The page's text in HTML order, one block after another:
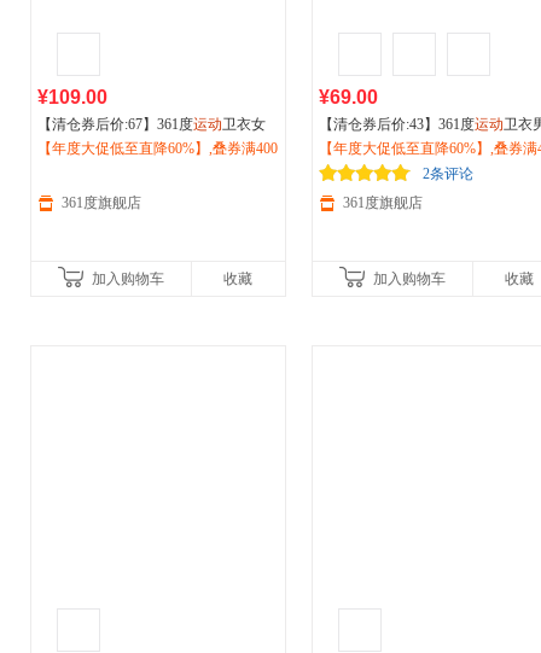
¥109.00
【清仓券后价:67】361度运动卫衣女
宽松休闲套头秋季上衣绒里长袖套头
【年度大促低至直降60%】,叠券满400
361度旗舰店
加入购物车 收藏
¥69.00
【清仓券后价:43】361度运动卫衣
026秋季新款加绒宽松圆领套头运
适卫衣上衣652444804V
【年度大促低至直降60%】,叠券满
减150/600减230,立即抢购！
2条评论
361度旗舰店
加入购物车 收藏